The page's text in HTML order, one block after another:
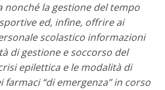
nonché la gestione del tempo
ed, infine, offrire ai
scolastico informazioni
di gestione e soccorso del
epilettica e le modalità di
“di emergenza” in corso